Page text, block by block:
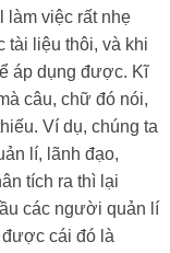
làm việc rất nhẹ
tài liệu thôi, và khi
áp dụng được. Kĩ
câu, chữ đó nói,
Ví dụ, chúng ta
lí, lãnh đạo,
tích ra thì lại
các người quản lí
được cái đó là